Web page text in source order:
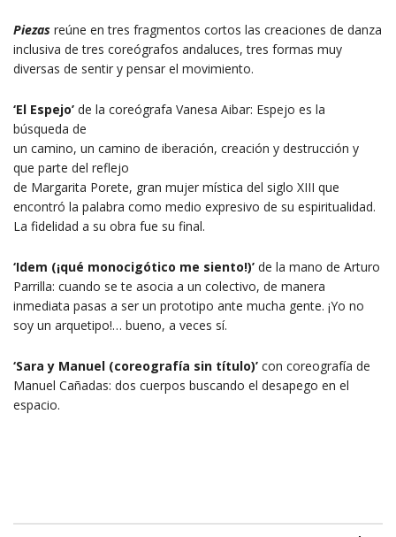
Piezas reúne en tres fragmentos cortos las creaciones de danza
inclusiva de tres coreógrafos andaluces, tres formas muy
diversas de sentir y pensar el movimiento.
‘El Espejo’ de la coreógrafa Vanesa Aibar: Espejo es la
búsqueda de
un camino, un camino de iberación, creación y destrucción y
que parte del reflejo
de Margarita Porete, gran mujer mística del siglo XIII que
encontró la palabra como medio expresivo de su espiritualidad.
La fidelidad a su obra fue su final.
‘Idem (¡qué monocigótico me siento!)’ de la mano de Arturo
Parrilla: cuando se te asocia a un colectivo, de manera
inmediata pasas a ser un prototipo ante mucha gente. ¡Yo no
soy un arquetipo!… bueno, a veces sí.
‘Sara y Manuel (coreografía sin título)’ con coreografía de
Manuel Cañadas: dos cuerpos buscando el desapego en el
espacio.